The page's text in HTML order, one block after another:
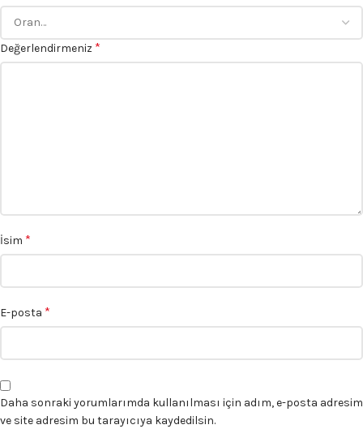
Değerlendirmeniz *
İsim *
E-posta *
Daha sonraki yorumlarımda kullanılması için adım, e-posta adresim
ve site adresim bu tarayıcıya kaydedilsin.